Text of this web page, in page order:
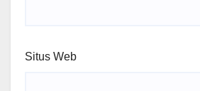
Situs Web